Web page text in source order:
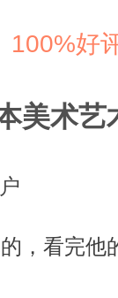
100%好
美术艺
，看完他